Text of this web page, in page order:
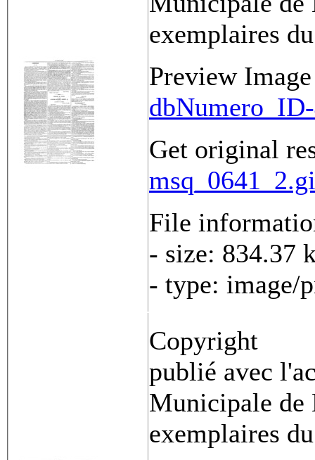
exemplaires
Preview Image
Get original
File
- size: 834.37
- type: image/
Copyright
publié avec
Municipale de
exemplaires